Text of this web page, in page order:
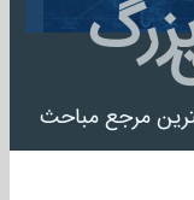
مرجع مباحث